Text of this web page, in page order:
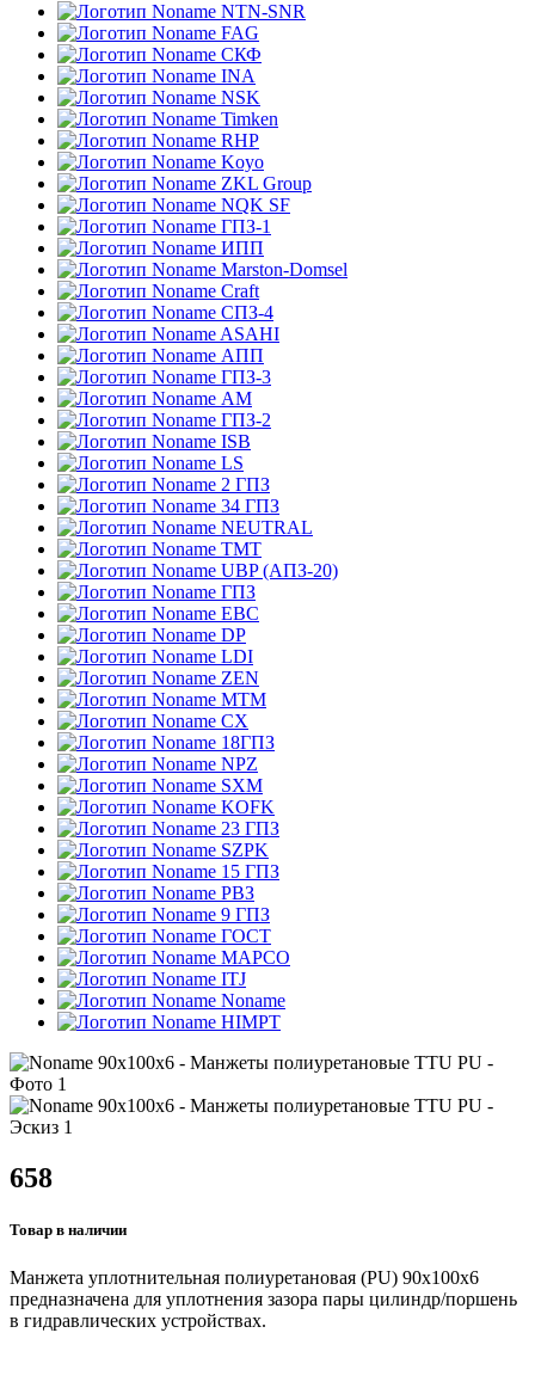
NTN-SNR
FAG
СКФ
INA
NSK
Timken
RHP
Koyo
ZKL Group
NQK SF
ГПЗ-1
ИПП
Marston-Domsel
Craft
СПЗ-4
ASAHI
АПП
ГПЗ-3
АМ
ГПЗ-2
ISB
LS
2 ГПЗ
34 ГПЗ
NEUTRAL
TMT
UBP (АПЗ-20)
ГПЗ
EBC
DP
LDI
ZEN
MTM
CX
18ГПЗ
NPZ
SXM
KOFK
23 ГПЗ
SZPK
15 ГПЗ
РВЗ
9 ГПЗ
ГОСТ
MAPCO
ITJ
Noname
HIMPT
658
Товар в наличии
Манжета уплотнительная полиуретановая (PU) 90x100x6
предназначена для уплотнения зазора пары цилиндр/поршень
в гидравлических устройствах.